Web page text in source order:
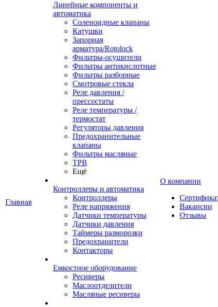
Главная
Линейные компоненты и
автоматика
Соленоидные клапаны
Катушки
Запорная
арматура/Rotolock
Фильтры-осушители
Фильтры антикислотные
Фильтры разборные
Смотровые стекла
Реле давления /
прессостаты
Реле температуры /
термостат
Регуляторы давления
Предохранительные
клапаны
Фильтры масляные
ТРВ
Ещё
Контроллеры и автоматика
Контроллеры
Реле напряжения
Датчики температуры
Датчики давления
Таймеры разморозки
Предохранители
Контакторы
Емкостное оборудование
Ресиверы
Маслоотделители
Масляные ресиверы
О компании
Вакансии
Отзывы